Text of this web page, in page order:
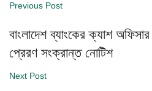
Previous Post
বাংলাদেশ ব্যাংকের ক্যাশ
প্রেরণ সংক্রান্ত নোটিশ
Next Post